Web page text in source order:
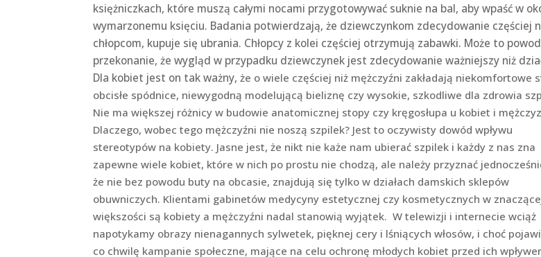
księżniczkach, które muszą całymi nocami przygotowywać suknie na bal, aby wpaść w
wymarzonemu księciu. Badania potwierdzają, że dziewczynkom zdecydowanie częściej
chłopcom, kupuje się ubrania. Chłopcy z kolei częściej otrzymują zabawki. Może to
przekonanie, że wygląd w przypadku dziewczynek jest zdecydowanie ważniejszy niż
Dla kobiet jest on tak ważny,że o wiele częściej niż mężczyźni zakładają niekomfortowe
obcisłe spódnice, niewygodną modelującą bieliznę czy wysokie, szkodliwe dla zdrowia
Nie ma większej różnicy w budowie anatomicznej stopy czy kręgosłupa u kobiet i
Dlaczego, wobec tego mężczyźni nie noszą szpilek? Jest to oczywisty dowód wpływu
stereotypów na kobiety. Jasne jest, że nikt nie każe nam ubierać szpilek i każdy z nas zna
zapewne wiele kobiet, które w nich po prostu nie chodzą, ale należy przyznać
że nie bez powodu buty na obcasie, znajdują się tylko w działach damskich sklepów
obuwniczych. Klientami gabinetów medycyny estetycznej czy kosmetycznych w
większości są kobiety a mężczyźni nadal stanowią wyjątek. W telewizji i internecie wciąż
napotykamy obrazy nienagannych sylwetek, pięknej cery i lśniących włosów, i choć
co chwilę kampanie społeczne, mające na celu ochronę młodych kobiet przed ich